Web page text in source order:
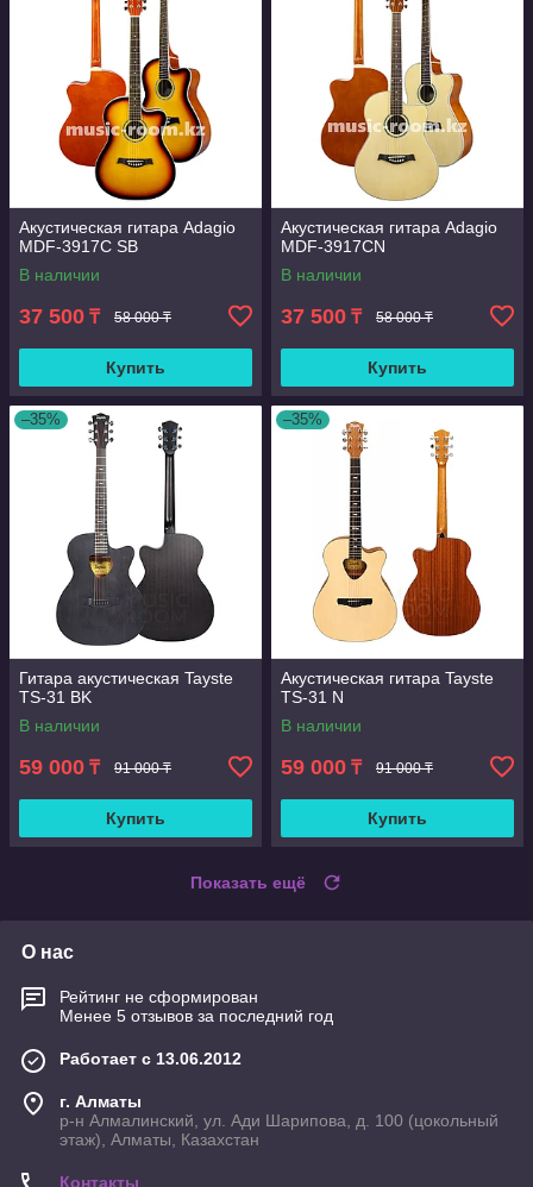
Акустическая гитара Adagio
MDF-3917C SB
В наличии
37 500 ₸ 58 000 ₸
Купить
Акустическая гитара Adagio
MDF-3917СN
В наличии
37 500 ₸ 58 000 ₸
Купить
–35%
Гитара акустическая Tayste
TS-31 BK
В наличии
59 000 ₸ 91 000 ₸
Купить
–35%
Акустическая гитара Tayste
TS-31 N
В наличии
59 000 ₸ 91 000 ₸
Купить
Показать ещё
О нас
Рейтинг не сформирован
Менее 5 отзывов за последний год
Работает с 13.06.2012
г. Алматы
р-н Алмалинский, ул. Ади Шарипова, д. 100 (цокольный
этаж), Алматы, Казахстан
Контакты